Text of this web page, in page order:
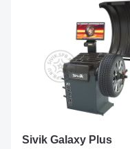
Sivik Galaxy Plus